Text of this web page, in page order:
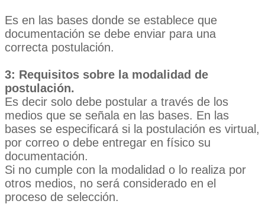
Es en las bases donde se establece que
documentación se debe enviar para una
correcta postulación.
3: Requisitos sobre la modalidad de
postulación.
Es decir solo debe postular a través de los
medios que se señala en las bases. En las
bases se especificará si la postulación es virtual,
por correo o debe entregar en físico su
documentación.
Si no cumple con la modalidad o lo realiza por
otros medios, no será considerado en el
proceso de selección.